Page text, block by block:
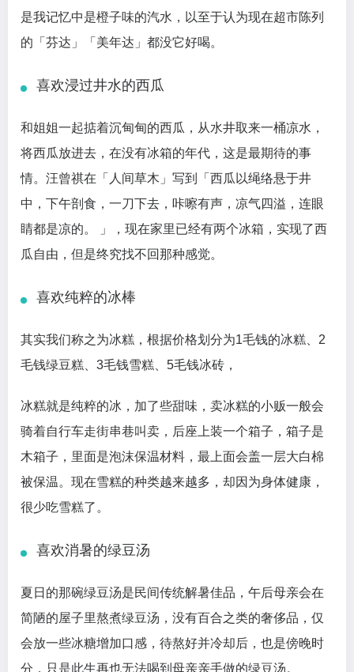
是我记忆中是橙子味的汽水，以至于认为现在超市陈列
的「芬达」「美年达」都没它好喝。
喜欢浸过井水的西瓜
和姐姐一起掂着沉甸甸的西瓜，从水井取来一桶凉水，
将西瓜放进去，在没有冰箱的年代，这是最期待的事
情。汪曾祺在「人间草木」写到「西瓜以绳络悬于井
中，下午剖食，一刀下去，咔嚓有声，凉气四溢，连眼
睛都是凉的。 」，现在家里已经有两个冰箱，实现了西
瓜自由，但是终究找不回那种感觉。
喜欢纯粹的冰棒
其实我们称之为冰糕，根据价格划分为1毛钱的冰糕、2
毛钱绿豆糕、3毛钱雪糕、5毛钱冰砖，
冰糕就是纯粹的冰，加了些甜味，卖冰糕的小贩一般会
骑着自行车走街串巷叫卖，后座上装一个箱子，箱子是
木箱子，里面是泡沫保温材料，最上面会盖一层大白棉
被保温。现在雪糕的种类越来越多，却因为身体健康，
很少吃雪糕了。
喜欢消暑的绿豆汤
夏日的那碗绿豆汤是民间传统解暑佳品，午后母亲会在
简陋的屋子里熬煮绿豆汤，没有百合之类的奢侈品，仅
会放一些冰糖增加口感，待熬好并冷却后，也是傍晚时
分，只是此生再也无法喝到母亲亲手做的绿豆汤。